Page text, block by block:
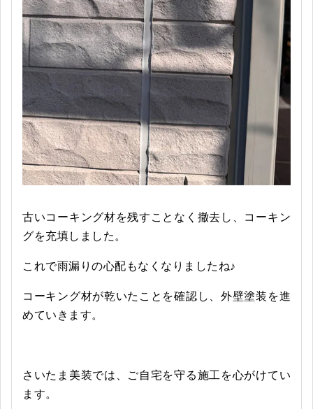
古いコーキング材を残すことなく撤去し、コーキン
グを充填しました。
これで雨漏りの心配もなくなりましたね♪
コーキング材が乾いたことを確認し、外壁塗装を進
めていきます。
さいたま美装では、ご自宅を守る施工を心がけてい
ます。